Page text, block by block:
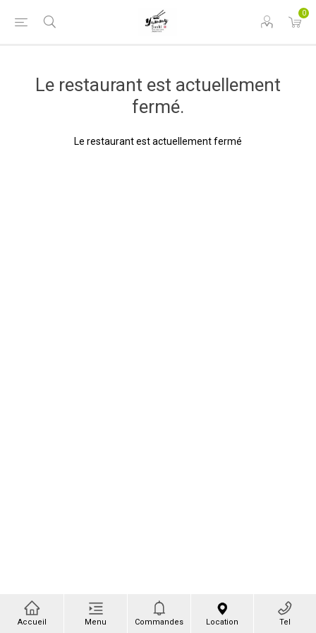
0
Le restaurant est actuellement
fermé.
Le restaurant est actuellement fermé
Accueil Menu Commandes Location Tel